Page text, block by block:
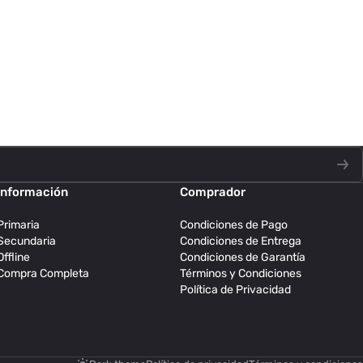
Completa
Comprador
Condiciones de Pago
Condiciones de Entrega
Condiciones de Garantía
Términos y Condiciones
Política de Privacidad